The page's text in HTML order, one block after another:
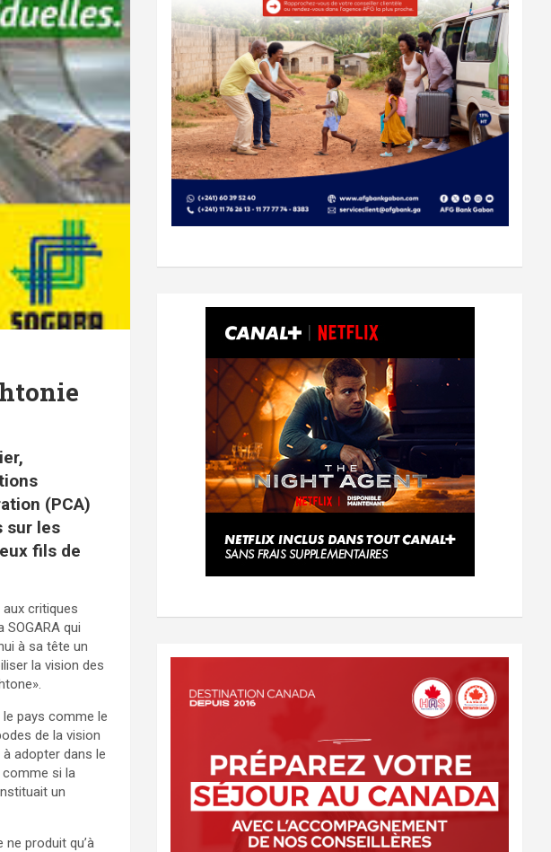
(PCA)
sur les
fils de
critiques
qui
à sa tête un
la vision des
pays comme le
de la vision
adopter dans le
comme si la
un
produit qu’à